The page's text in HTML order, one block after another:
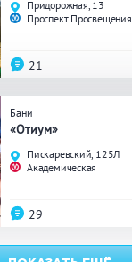
Придорожная, 13
Проспект Просвещения
21
Бани
«Отиум»
Пискаревский, 125Л
Академическая
29